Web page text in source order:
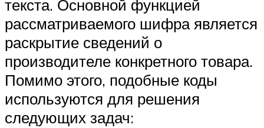
текста. Основной функцией
рассматриваемого шифра является
раскрытие сведений о
производителе конкретного товара.
Помимо этого, подобные коды
используются для решения
следующих задач: